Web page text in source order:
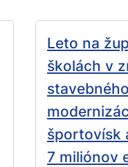
Leto na
školách v
športovísk
7 miliónov